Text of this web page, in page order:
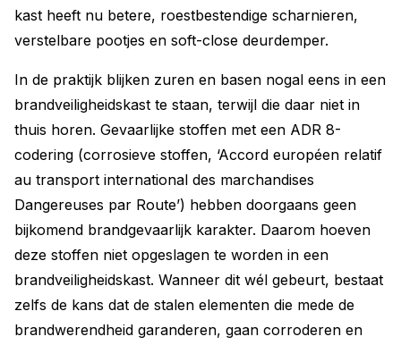
kast heeft nu betere, roestbestendige scharnieren,
verstelbare pootjes en soft-close deurdemper.
In de praktijk blijken zuren en basen nogal eens in een
brandveiligheidskast te staan, terwijl die daar niet in
thuis horen. Gevaarlijke stoffen met een ADR 8-
codering (corrosieve stoffen, ‘Accord européen relatif
au transport international des marchandises
Dangereuses par Route’) hebben doorgaans geen
bijkomend brandgevaarlijk karakter. Daarom hoeven
deze stoffen niet opgeslagen te worden in een
brandveiligheidskast. Wanneer dit wél gebeurt, bestaat
zelfs de kans dat de stalen elementen die mede de
brandwerendheid garanderen, gaan corroderen en